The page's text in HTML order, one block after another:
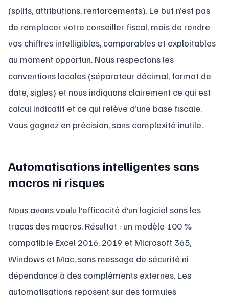
(splits, attributions, renforcements). Le but n’est pas
de remplacer votre conseiller fiscal, mais de rendre
vos chiffres intelligibles, comparables et exploitables
au moment opportun. Nous respectons les
conventions locales (séparateur décimal, format de
date, sigles) et nous indiquons clairement ce qui est
calcul indicatif et ce qui relève d’une base fiscale.
Vous gagnez en précision, sans complexité inutile.
Automatisations intelligentes sans
macros ni risques
Nous avons voulu l’efficacité d’un logiciel sans les
tracas des macros. Résultat : un modèle 100 %
compatible Excel 2016, 2019 et Microsoft 365,
Windows et Mac, sans message de sécurité ni
dépendance à des compléments externes. Les
automatisations reposent sur des formules